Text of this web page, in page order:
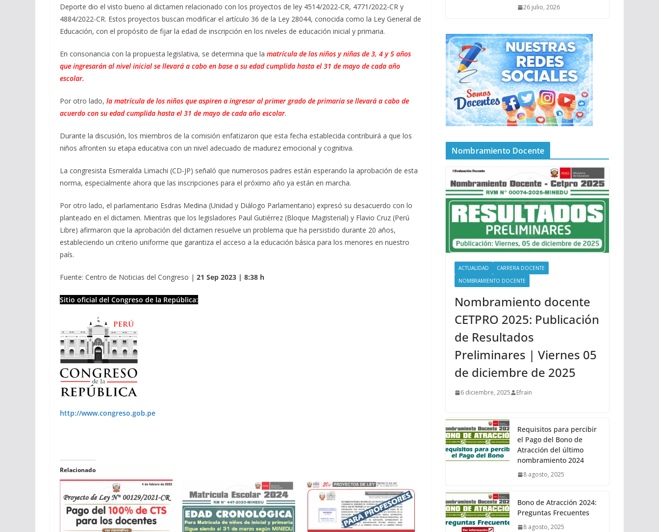
Deporte dio el visto bueno al dictamen relacionado con los proyectos de ley 4514/2022-CR, 4771/2022-CR y
4884/2022-CR. Estos proyectos buscan modificar el artículo 36 de la Ley 28044, conocida como la Ley General de
Educación, con el propósito de fijar la edad de inscripción en los niveles de educación inicial y primaria.
En consonancia con la propuesta legislativa, se determina que la matrícula de los niños y niñas de 3, 4 y 5 años
que ingresarán al nivel inicial se llevará a cabo en base a su edad cumplida hasta el 31 de mayo de cada año
escolar.
Por otro lado, la matrícula de los niños que aspiren a ingresar al primer grado de primaria se llevará a cabo de
acuerdo con su edad cumplida hasta el 31 de mayo de cada año escolar.
Durante la discusión, los miembros de la comisión enfatizaron que esta fecha establecida contribuirá a que los
niños afronten su etapa educativa con un nivel adecuado de madurez emocional y cognitiva.
La congresista Esmeralda Limachi (CD-JP) señaló que numerosos padres están esperando la aprobación de esta
norma, especialmente ahora que las inscripciones para el próximo año ya están en marcha.
Por otro lado, el parlamentario Esdras Medina (Unidad y Diálogo Parlamentario) expresó su desacuerdo con lo
planteado en el dictamen. Mientras que los legisladores Paul Gutiérrez (Bloque Magisterial) y Flavio Cruz (Perú
Libre) afirmaron que la aprobación del dictamen resuelve un problema que ha persistido durante 20 años,
estableciendo un criterio uniforme que garantiza el acceso a la educación básica para los menores en nuestro
país.
Fuente: Centro de Noticias del Congreso | 21 Sep 2023 | 8:38 h
Sitio oficial del Congreso de la República:
http://www.congreso.gob.pe
Relacionado
26 julio, 2026
Nombramiento Docente
ACTUALIDAD
CARRERA DOCENTE
NOMBRAMIENTO DOCENTE
Nombramiento docente
CETPRO 2025: Publicación
de Resultados
Preliminares | Viernes 05
de diciembre de 2025
6 diciembre, 2025 Efrain
Requisitos para percibir
el Pago del Bono de
Atracción del último
nombramiento 2024
8 agosto, 2025
Bono de Atracción 2024:
Preguntas Frecuentes
8 agosto, 2025